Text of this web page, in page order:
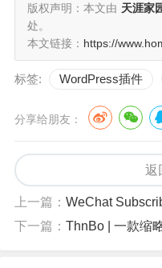
开启插件之后无法注
如果有用户注册功能或输入
程序下载地址：
WordPress插件.-
http://d.178d.com/f/
程序图片：
版权声明：本文由 天涯家
处。
本文链接： https://
标签: WordPress插件
分享给朋友：
返
上一篇： WeChat Subscribers
下一篇： ThnBo | 一款缩